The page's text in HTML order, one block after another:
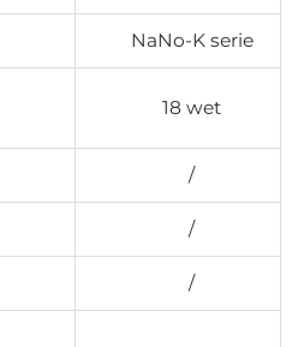
NaNo-K serie
18 wet
/
/
/